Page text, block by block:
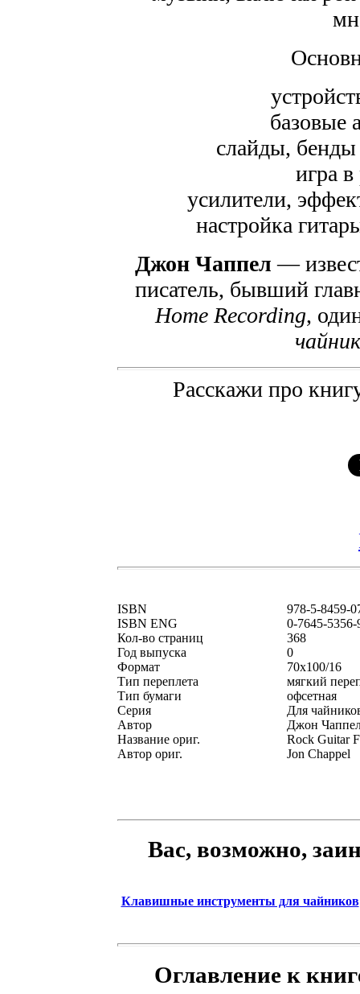
базовые
слайды,
игра
усилители,
настройка
Джон Чаппел —
писатель, бывший
Home Recording,
Расскажи про
ISBN
978-5-8459-
ISBN ENG
0-7645-5356-
Кол-во страниц
368
Год выпуска
0
Формат
70x100/16
Тип переплета
мягкий
Тип бумаги
офсетная
Серия
Для
Автор
Джон
Название ориг.
Rock Guitar
Автор ориг.
Jon Chappel
Вас, возможно,
Клавишные инструменты для чайников
Оглавление к